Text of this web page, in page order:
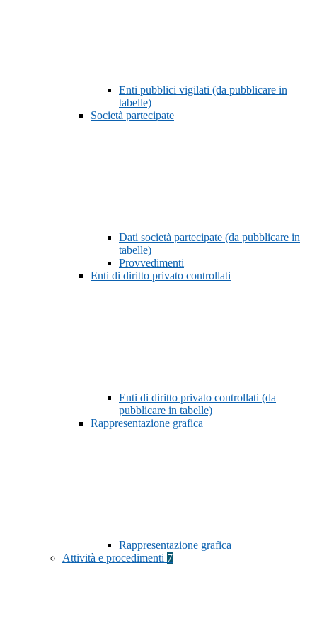
Enti pubblici vigilati (da pubblicare in
tabelle)
Società partecipate
Dati società partecipate (da pubblicare in
tabelle)
Provvedimenti
Enti di diritto privato controllati
Enti di diritto privato controllati (da
pubblicare in tabelle)
Rappresentazione grafica
Rappresentazione grafica
Attività e procedimenti 7